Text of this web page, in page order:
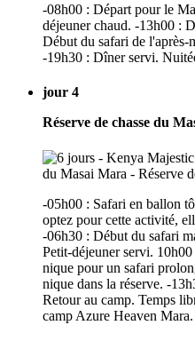
-08h00 : Départ pour le
déjeuner chaud. -13h00 :
Début du safari de
-19h30 : Dîner servi.
jour 4
Réserve de chasse du
-05h00 : Safari en ballon
optez pour cette activité,
-06h30 : Début du safari
Petit-déjeuner servi.
nique pour un safari
nique dans la réserve. -
Retour au camp. Temps
camp Azure Heaven Mara.